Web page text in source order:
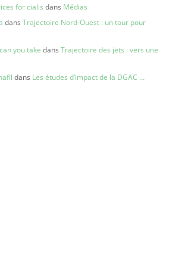
for cialis dans Médias
dans Trajectoire Nord-Ouest : un tour pour
you take dans Trajectoire des jets : vers une
dans Les études d’impact de la DGAC …